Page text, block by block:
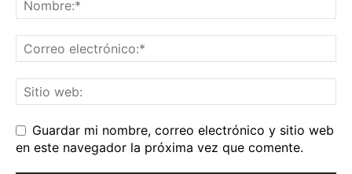
Guardar mi nombre, correo electrónico y sitio web
en este navegador la próxima vez que comente.